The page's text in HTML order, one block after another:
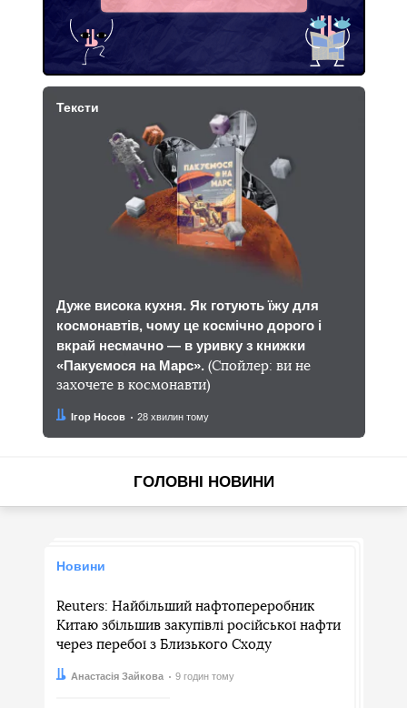
Тексти
Дуже висока кухня. Як готують їжу для
космонавтів, чому це космічно дорого і
вкрай несмачно — в уривку з книжки
«Пакуємося на Марс». (Спойлер: ви не
захочете в космонавти)
Автор:Ігор Носов
Дата: 28 хвилин тому
ГОЛОВНІ НОВИНИ
Новини
Reuters: Найбільший нафтопереробник
Китаю збільшив закупівлі російської нафти
через перебої з Близького Сходу
Автор:Анастасія Зайкова
Дата: 9 годин тому